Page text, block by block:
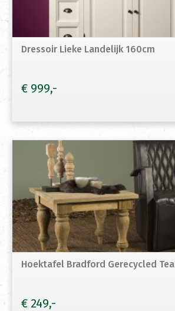
Dressoir Lieke Landelijk 160cm
€ 999
Hoektafel Bradford Gerecycled
€ 249